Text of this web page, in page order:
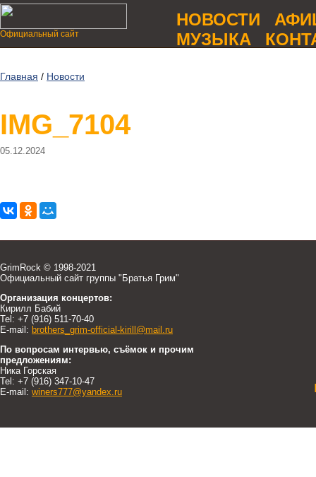
Официальный сайт
НОВОСТИ
МУЗЫКА
Главная / Новости
IMG_7104
05.12.2024
GrimRock © 1998-2021
Официальный сайт группы "Братья Грим"
Организация концертов:
Кирилл Бабий
Tel: +7 (916) 511-70-40
E-mail: brothers_grim-official-kirill@mail.ru
По вопросам интервью, съёмок и прочим
предложениям:
Ника Горская
Tel: +7 (916) 347-10-47
E-mail: winers777@yandex.ru